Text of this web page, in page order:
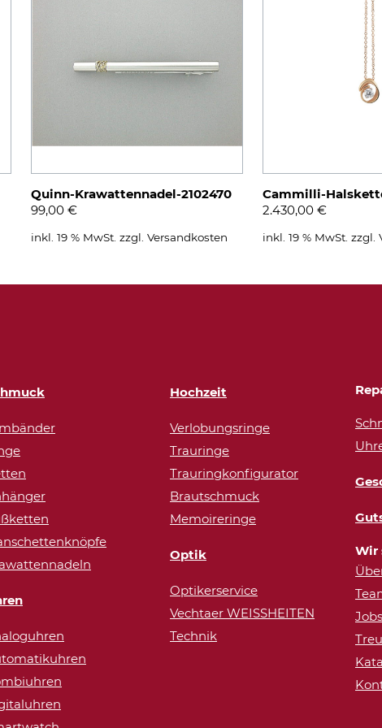
Quinn-Krawattennadel-2102470
99,00 €
inkl. 19 % MwSt. zzgl. Versandkosten
Cammilli-
2.430,00 €
inkl. 19 % MwSt. zzgl.
Hochzeit
Verlobungsringe
Trauringe
Trauringkonfigurator
Brautschmuck
Memoireringe
Optik
Optikerservice
Vechtaer WEISSHEITEN
Technik
Wir
Jobs